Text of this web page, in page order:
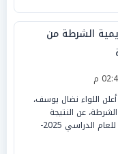
الشرطة من
اللواء نضال يوسف،
عن النتيجة
النهائية للقبول بكلية الشرطة للعام الدراسي 2025-